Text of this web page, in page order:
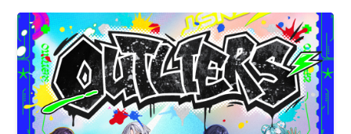
すとぷり
莉犬 るぅと
ころん さとみ